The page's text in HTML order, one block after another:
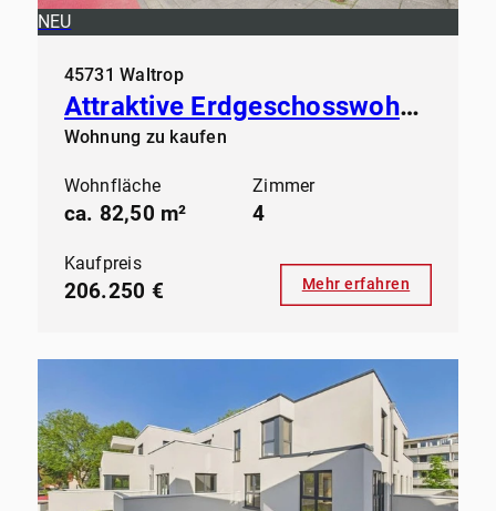
NEU
45731 Waltrop
Attraktive Erdgeschosswohnung in gepflegtem Mehrfamilienhaus
Wohnung zu kaufen
Wohnfläche
ca. 82,50 m²
Zimmer
4
Kaufpreis
206.250 € Mehr erfahren